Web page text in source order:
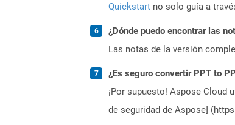
Quickstart no solo guía a
¿Dónde puedo encontrar las
Las notas de la versión
¿Es seguro convertir PPT to
¡Por supuesto! Aspose Cloud
de seguridad de Aspose]